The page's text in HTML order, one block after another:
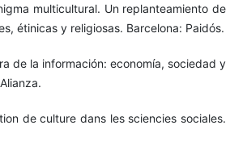
multicultural. Un replanteamiento de
étinicas y religiosas. Barcelona: Paidós.
de la información: economía, sociedad y
de culture dans les sciencies sociales.